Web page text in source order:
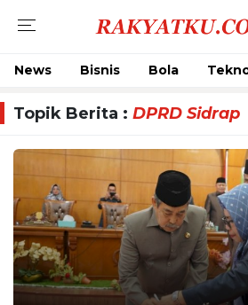
News Bisnis Bola
Topik Berita : DPRD Sidrap